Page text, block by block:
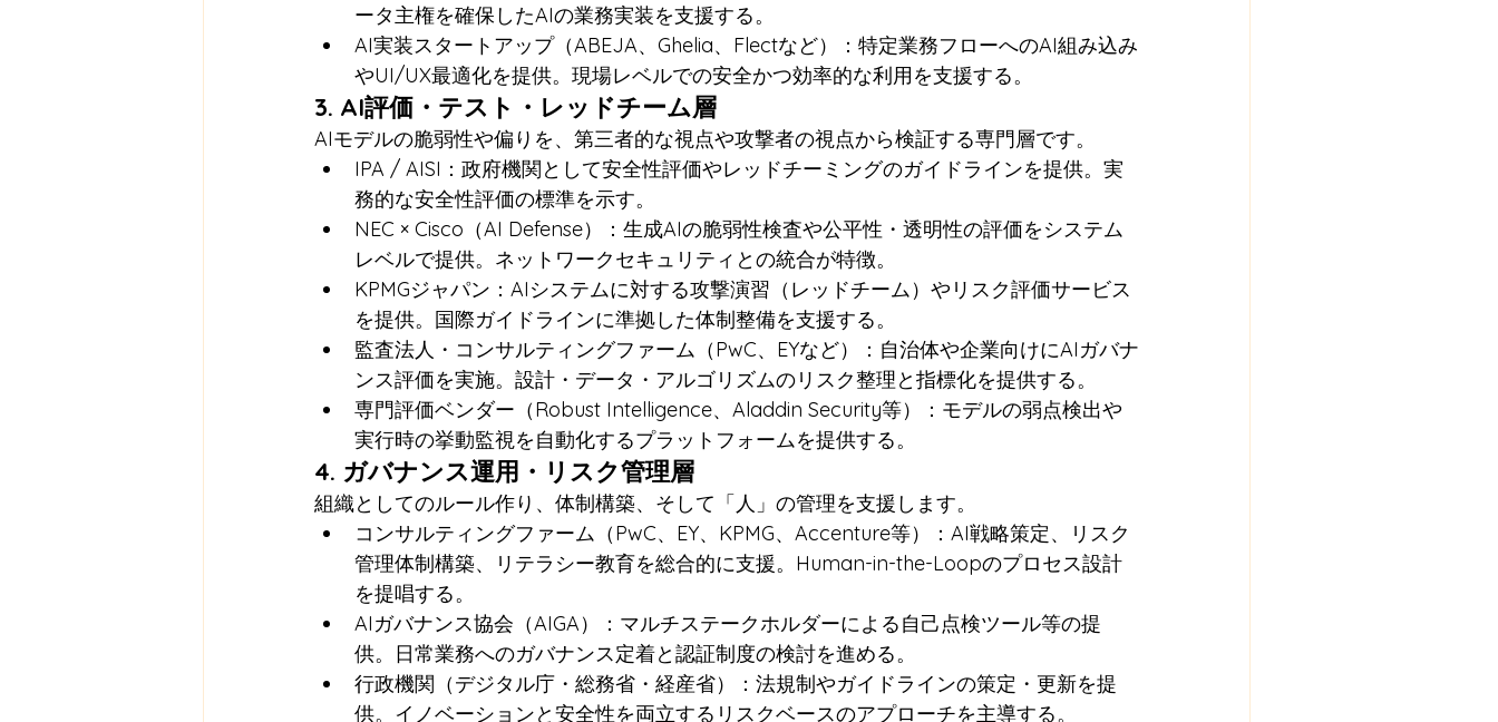
ータ主権を確保したAIの業務実装を支援する。
AI実装スタートアップ（ABEJA、Ghelia、Flectなど）：特定業務フローへのAI組み込み
やUI/UX最適化を提供。現場レベルでの安全かつ効率的な利用を支援する。
3. AI評価・テスト・レッドチーム層
AIモデルの脆弱性や偏りを、第三者的な視点や攻撃者の視点から検証する専門層です。
IPA / AISI：政府機関として安全性評価やレッドチーミングのガイドラインを提供。実
務的な安全性評価の標準を示す。
NEC × Cisco（AI Defense）：生成AIの脆弱性検査や公平性・透明性の評価をシステム
レベルで提供。ネットワークセキュリティとの統合が特徴。
KPMGジャパン：AIシステムに対する攻撃演習（レッドチーム）やリスク評価サービス
を提供。国際ガイドラインに準拠した体制整備を支援する。
監査法人・コンサルティングファーム（PwC、EYなど）：自治体や企業向けにAIガバナ
ンス評価を実施。設計・データ・アルゴリズムのリスク整理と指標化を提供する。
専門評価ベンダー（Robust Intelligence、Aladdin Security等）：モデルの弱点検出や
実行時の挙動監視を自動化するプラットフォームを提供する。
4. ガバナンス運用・リスク管理層
組織としてのルール作り、体制構築、そして「人」の管理を支援します。
コンサルティングファーム（PwC、EY、KPMG、Accenture等）：AI戦略策定、リスク
管理体制構築、リテラシー教育を総合的に支援。Human-in-the-Loopのプロセス設計
を提唱する。
AIガバナンス協会（AIGA）：マルチステークホルダーによる自己点検ツール等の提
供。日常業務へのガバナンス定着と認証制度の検討を進める。
行政機関（デジタル庁・総務省・経産省）：法規制やガイドラインの策定・更新を提
供。イノベーションと安全性を両立するリスクベースのアプローチを主導する。